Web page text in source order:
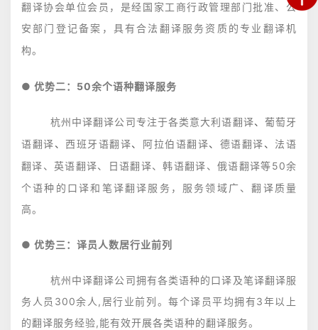
翻译协会单位会员，是经国家工商行政管理部门批准、公
安部门登记备案，具有合法翻译服务资质的专业 翻译机
构。
● 优势二：50余个语种翻译服务
杭州中译翻译公司专注于各类 意大利语翻译、 葡萄牙
语翻译 、 西班牙语翻译、 阿拉伯语翻译、 德语翻译 、 法语
翻译 、英语翻译、日语翻译、韩语翻译、俄语翻译等50余
个语种的口译和笔译翻译服务，服务领域广、翻译质量
高。
● 优势三：译员人数居行业前列
杭州中译翻译公司拥有各类语种的口译及笔译翻译服
务人员300余人,居行业前列。每个译员平均拥有3年以上
的翻译服务经验,能有效开展各类语种的翻译服务。